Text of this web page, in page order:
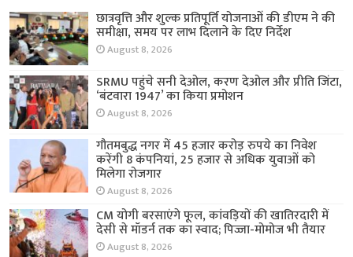
छात्रवृत्ति और शुल्क प्रतिपूर्ति योजनाओं की डीएम ने की
समीक्षा, समय पर लाभ दिलाने के दिए निर्देश
August 8, 2026
SRMU पहुंचे सनी देओल, करण देओल और प्रीति जिंटा,
‘बंटवारा 1947’ का किया प्रमोशन
August 8, 2026
गौतमबुद्ध नगर में 45 हजार करोड़ रुपये का निवेश
करेंगी 8 कंपनियां, 25 हजार से अधिक युवाओं को
मिलेगा रोजगार
August 8, 2026
CM योगी बरसाएंगे फूल, कांवड़ियों की खातिरदारी में
देसी से मॉडर्न तक का स्वाद; पिज्जा-मोमोज भी तैयार
August 8, 2026